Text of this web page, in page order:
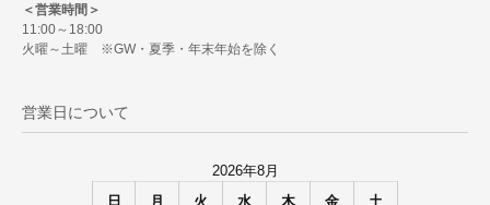
＜営業時間＞
11:00～18:00
火曜～土曜 ※GW・夏季・年末年始を除く
営業日について
2026年8月
日
月 火 水 木 金 土